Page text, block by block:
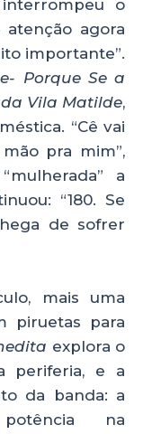
o
atenção agora
importante”.
Porque Se a
Vila Matilde,
“Cê vai
pra mim”,
a
“180. Se
de sofrer
mais uma
piruetas para
explora o
periferia, e a
da banda: a
na